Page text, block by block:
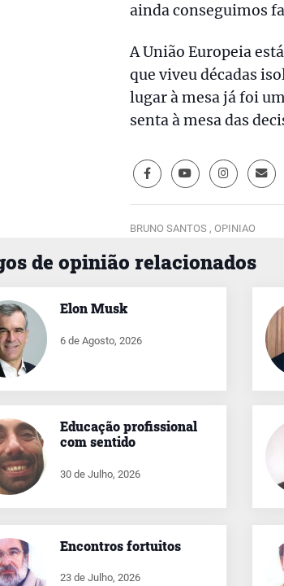
ainda conseguimos
A União Europeia
que viveu décadas
lugar à mesa já foi
senta à mesa das
BRUNO SANTOS , OPINIAO
de opinião relacionados
Elon Musk
6 de Agosto, 2026
Educação profissional
com sentido
30 de Julho, 2026
Encontros fortuitos
23 de Julho, 2026